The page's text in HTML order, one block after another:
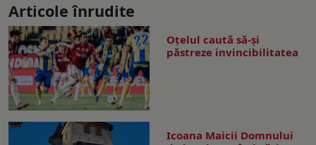
Articole înrudite
Oțelul caută să-și
păstreze invincibilitatea
Icoana Maicii Domnului